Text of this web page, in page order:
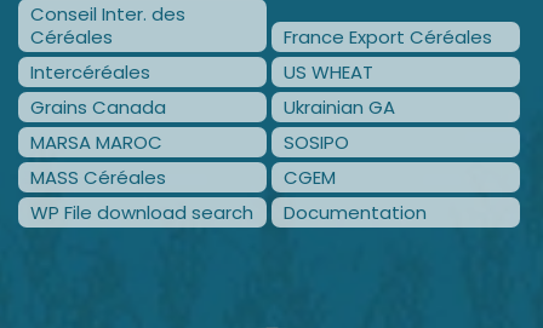
Conseil Inter. des
Céréales
France Export Céréales
Intercéréales
US WHEAT
Grains Canada
Ukrainian GA
MARSA MAROC
SOSIPO
MASS Céréales
CGEM
WP File download search
Documentation